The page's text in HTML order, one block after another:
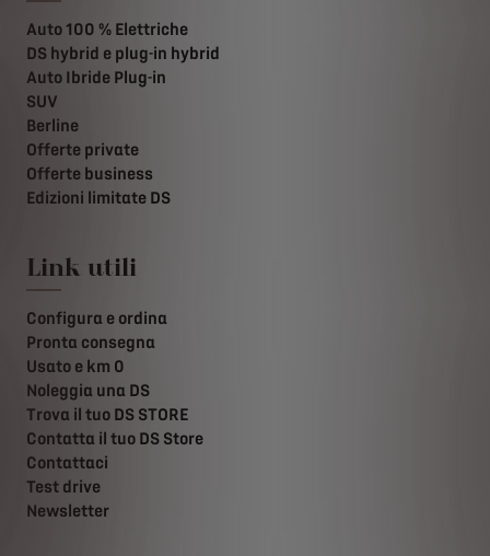
Auto 100 % Elettriche
DS hybrid e plug-in hybrid
Auto Ibride Plug-in
SUV
Berline
Offerte private
Offerte business
Edizioni limitate DS
Link utili
Configura e ordina
Pronta consegna
Usato e km 0
Noleggia una DS
Trova il tuo DS STORE
Contatta il tuo DS Store
Contattaci
Test drive
Newsletter